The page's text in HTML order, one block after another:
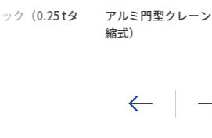
ク（0.25tタ
アルミ門型クレー
縮式）